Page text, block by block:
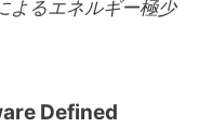
よるエネルギー極少
Defined